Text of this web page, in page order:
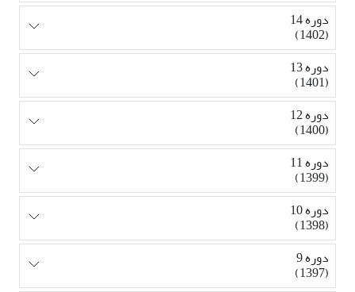
دوره 14
(1402)
دوره 13
(1401)
دوره 12
(1400)
دوره 11
(1399)
دوره 10
(1398)
دوره 9
(1397)